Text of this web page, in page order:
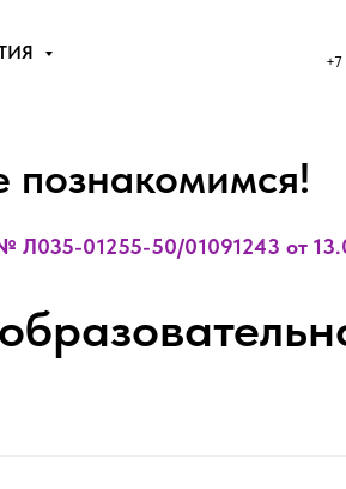
познакомимся!
Л035-01255-50/01091243 от